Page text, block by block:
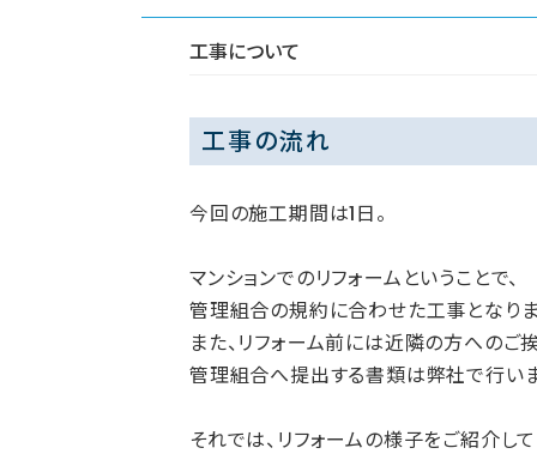
工事について
工事の流れ
今回の施工期間は1日。
マンションでのリフォームということで、
管理組合の規約に合わせた工事となりま
また、リフォーム前には近隣の方へのご
管理組合へ提出する書類は弊社で行い
それでは、リフォームの様子をご紹介して